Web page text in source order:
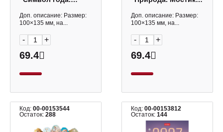
100*135мм 10335
Квадра
Доп. описание: Размер:
100×135 мм, на...
- +
69.4
Квадра
Доп. описание: Размер:
100×135 мм, на...
- +
69.4
Код: 00-00153544
Остаток: 288
Код:00-00153812
Остаток:144